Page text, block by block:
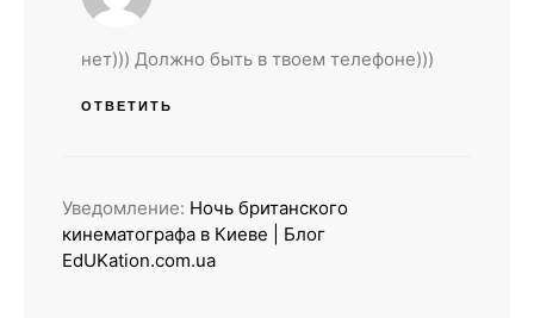
нет))) Должно быть в твоем телефоне)))
ОТВЕТИТЬ
Уведомление: Ночь британского
кинематографа в Киеве | Блог
EdUKation.com.ua